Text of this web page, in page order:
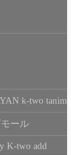
k-two
ール
K-two add